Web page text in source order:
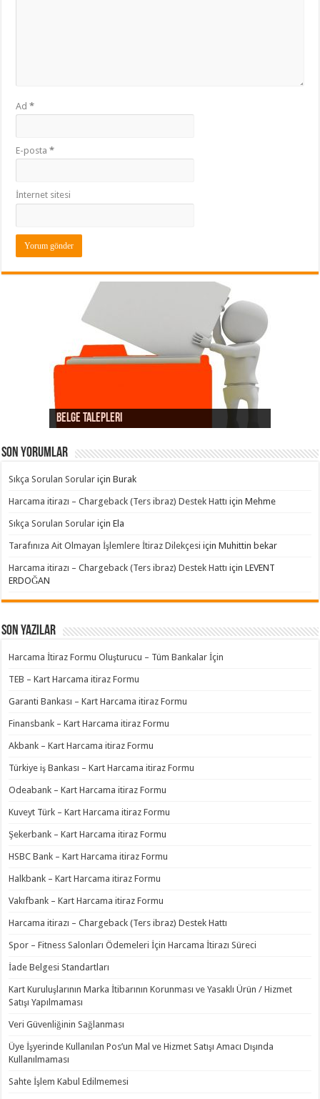
Ad*
E-posta*
İnternet sitesi
Belge Talepleri
Kart hamilinin işlemi hatırlamaması
Provizyon Hatası itirazları
Dolandırıcılık itirazları
Süreç Hatası itirazları
iptal / iade itirazları
Ürün / Hizmet Temini itirazları
Son yorumlar
Sıkça Sorulan Sorular içinBurak
Harcama itirazı – Chargeback (Ters ibraz) Destek Hattı içinMehme
Sıkça Sorulan Sorular içinEla
Tarafınıza Ait Olmayan İşlemlere İtiraz Dilekçesi içinMuhittin bekar
Harcama itirazı – Chargeback (Ters ibraz) Destek Hattı içinLEVENT
ERDOĞAN
Son Yazılar
Harcama İtiraz Formu Oluşturucu – Tüm Bankalar İçin
TEB – Kart Harcama itiraz Formu
Garanti Bankası – Kart Harcama itiraz Formu
Finansbank – Kart Harcama itiraz Formu
Akbank – Kart Harcama itiraz Formu
Türkiye iş Bankası – Kart Harcama itiraz Formu
Odeabank – Kart Harcama itiraz Formu
Kuveyt Türk – Kart Harcama itiraz Formu
Şekerbank – Kart Harcama itiraz Formu
HSBC Bank – Kart Harcama itiraz Formu
Halkbank – Kart Harcama itiraz Formu
Vakıfbank – Kart Harcama itiraz Formu
Harcama itirazı – Chargeback (Ters ibraz) Destek Hattı
Spor – Fitness Salonları Ödemeleri İçin Harcama İtirazı Süreci
İade Belgesi Standartları
Kart Kuruluşlarının Marka İtibarının Korunması ve Yasaklı Ürün / Hizmet
Satışı Yapılmaması
Veri Güvenliğinin Sağlanması
Üye İşyerinde Kullanılan Pos’un Mal ve Hizmet Satışı Amacı Dışında
Kullanılmaması
Sahte İşlem Kabul Edilmemesi